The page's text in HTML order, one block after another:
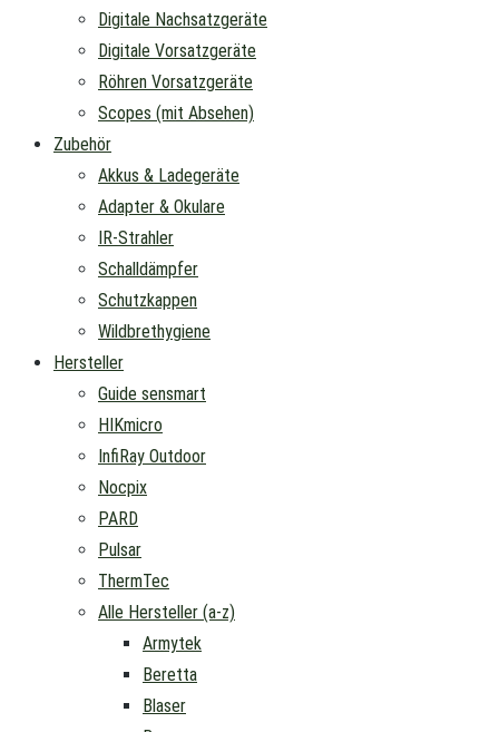
Digitale Nachsatzgeräte
Digitale Vorsatzgeräte
Röhren Vorsatzgeräte
Scopes (mit Absehen)
Zubehör
Akkus & Ladegeräte
Adapter & Okulare
IR-Strahler
Schalldämpfer
Schutzkappen
Wildbrethygiene
Hersteller
Guide sensmart
HIKmicro
InfiRay Outdoor
Nocpix
PARD
Pulsar
ThermTec
Alle Hersteller (a-z)
Armytek
Beretta
Blaser